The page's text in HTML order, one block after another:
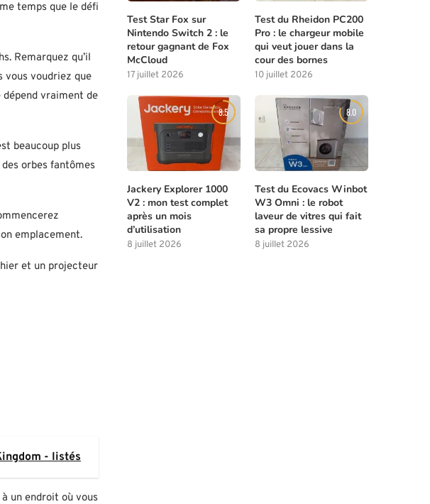
temps que le défi
Remarquez qu’il
vous voudriez que
vraiment de
beaucoup plus
orbes fantômes
emplacement.
et un projecteur
- listés
un endroit où vous
Test Star Fox sur
Nintendo Switch 2 : le
retour gagnant de Fox
McCloud
17 juillet 2026
Test du Rheidon PC200
Pro : le chargeur mobile
qui veut jouer dans la
cour des bornes
10 juillet 2026
8.5
Jackery Explorer 1000
V2 : mon test complet
après un mois
d’utilisation
8 juillet 2026
8.0
Test du Ecovacs Winbot
W3 Omni : le robot
laveur de vitres qui fait
sa propre lessive
8 juillet 2026